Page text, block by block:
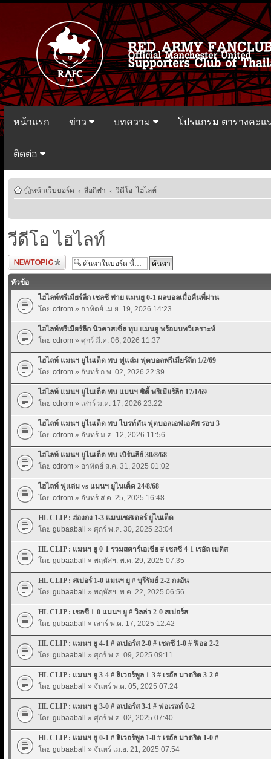
หน้าแรก ข่าว บทความ โปรแกรม ตารางคะ
ติดต่อ
หน้าเว็บบอร์ด ‹ สื่อกีฬา ‹ วีดีโอ ไฮไลท์
วีดีโอ ไฮไลท์
ตั้งกระทู้ใหม่
หัวข้อ
ไฮไลท์พรีเมียร์ลีก เชลซี พ่าย แมนยู 0-1 ผลบอลเมื่อคืนที่ผ่าน
โดย cdrom » อาทิตย์ เม.ย. 19, 2026 14:23
ไฮไลท์พรีเมียร์ลีก นิวคาสเซิ่ล ทุบ แมนยู พร้อมบทวิเคราะห์
โดย cdrom » ศุกร์ มี.ค. 06, 2026 11:37
ไฮไลท์ แมนฯ ยูไนเต็ด พบ ฟูแล่ม ฟุตบอลพรีเมียร์ลีก 1/2/69
โดย cdrom » จันทร์ ก.พ. 02, 2026 22:39
ไฮไลท์ แมนฯ ยูไนเต็ด พบ แมนฯ ซิตี้ พรีเมียร์ลีก 17/1/69
โดย cdrom » เสาร์ ม.ค. 17, 2026 23:22
ไฮไลท์ แมนฯ ยูไนเต็ด พบ ไบรท์ตัน ฟุตบอลเอฟเอคัพ รอบ 3
โดย cdrom » จันทร์ ม.ค. 12, 2026 11:56
ไฮไลท์ แมนฯ ยูไนเต็ด พบ เบิร์นลีย์ 30/8/68
โดย cdrom » อาทิตย์ ส.ค. 31, 2025 01:02
ไฮไลท์ ฟูแล่ม vs แมนฯ ยูไนเต็ด 24/8/68
โดย cdrom » จันทร์ ส.ค. 25, 2025 16:48
HL CLIP : ฮ่องกง 1-3 แมนเชสเตอร์ ยูไนเต็ด
โดย gubaaball » ศุกร์ พ.ค. 30, 2025 23:04
HL CLIP : แมนฯ ยู 0-1 รวมสตาร์เอเชีย # เชลซี 4-1 เรอัล เบติส
โดย gubaaball » พฤหัสฯ. พ.ค. 29, 2025 07:35
HL CLIP : สเปอร์ 1-0 แมนฯ ยู # บุรีรัมย์ 2-2 กงอัน
โดย gubaaball » พฤหัสฯ. พ.ค. 22, 2025 06:56
HL CLIP : เชลซี 1-0 แมนฯ ยู # วิลล่า 2-0 สเปอร์ส
โดย gubaaball » เสาร์ พ.ค. 17, 2025 12:42
HL CLIP : แมนฯ ยู 4-1 # สเปอร์ส 2-0 # เชลซี 1-0 # ฟิออ 2-2
โดย gubaaball » ศุกร์ พ.ค. 09, 2025 09:11
HL CLIP : แมนฯ ยู 3-4 # ลิเวอร์พูล 1-3 # เรอัล มาดริด 3-2 #
โดย gubaaball » จันทร์ พ.ค. 05, 2025 07:24
HL CLIP : แมนฯ ยู 3-0 # สเปอร์ส 3-1 # ฟอเรสต์ 0-2
โดย gubaaball » ศุกร์ พ.ค. 02, 2025 07:40
HL CLIP : แมนฯ ยู 0-1 # ลิเวอร์พูล 1-0 # เรอัล มาดริด 1-0 #
โดย gubaaball » จันทร์ เม.ย. 21, 2025 07:54